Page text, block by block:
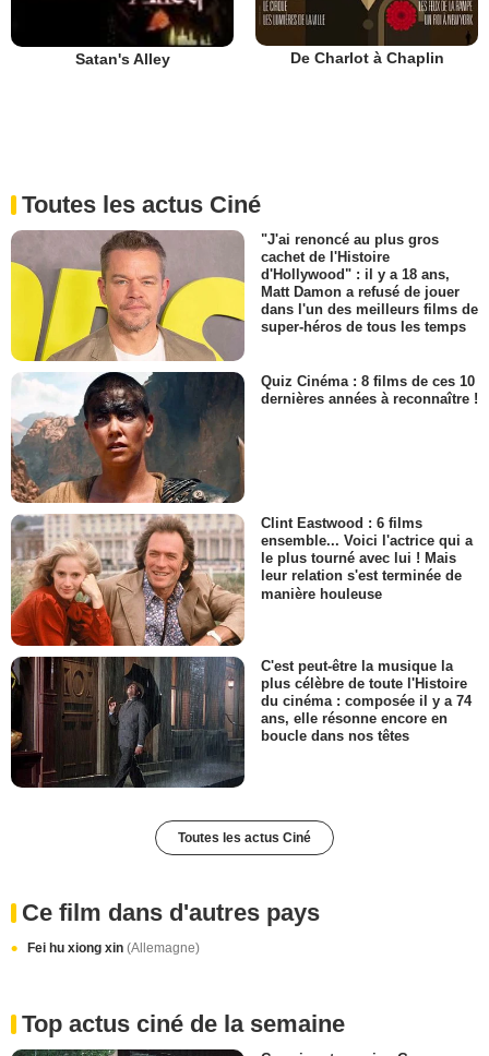
Satan's Alley De Charlot à Chaplin
Toutes les actus Ciné
"J'ai renoncé au plus gros
cachet de l'Histoire
d'Hollywood" : il y a 18 ans,
Matt Damon a refusé de jouer
dans l'un des meilleurs films de
super-héros de tous les temps
Quiz Cinéma : 8 films de ces 10
dernières années à reconnaître !
Clint Eastwood : 6 films
ensemble... Voici l'actrice qui a
le plus tourné avec lui ! Mais
leur relation s'est terminée de
manière houleuse
C'est peut-être la musique la
plus célèbre de toute l'Histoire
du cinéma : composée il y a 74
ans, elle résonne encore en
boucle dans nos têtes
Toutes les actus Ciné
Ce film dans d'autres pays
Fei hu xiong xin (Allemagne)
Top actus ciné de la semaine